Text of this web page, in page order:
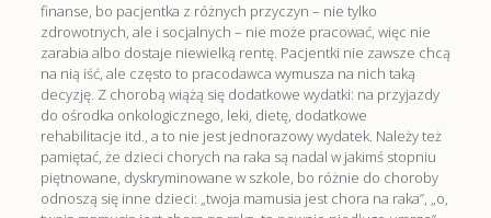
finanse, bo pacjentka z różnych przyczyn – nie tylko
zdrowotnych, ale i socjalnych – nie może pracować, więc nie
zarabia albo dostaje niewielką rentę. Pacjentki nie zawsze chcą
na nią iść, ale często to pracodawca wymusza na nich taką
decyzję. Z chorobą wiążą się dodatkowe wydatki: na przyjazdy
do ośrodka onkologicznego, leki, dietę, dodatkowe
rehabilitacje itd., a to nie jest jednorazowy wydatek. Należy też
pamiętać, że dzieci chorych na raka są nadal w jakimś stopniu
piętnowane, dyskryminowane w szkole, bo różnie do choroby
odnoszą się inne dzieci: „twoja mamusia jest chora na raka”, „o,